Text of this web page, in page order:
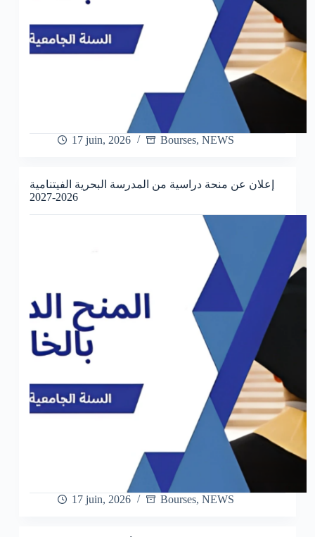
17 juin, 2026 Bourses, NEWS
إعلان عن منحة دراسية من المدرسة البحرية الفيتنامية
2026-2027
17 juin, 2026 Bourses, NEWS